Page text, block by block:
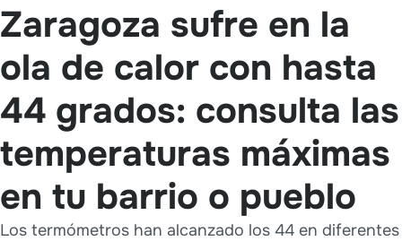
Zaragoza sufre en la
ola de calor con hasta
44 grados: consulta las
temperaturas máximas
en tu barrio o pueblo
Los termómetros han alcanzado los 44 en diferentes